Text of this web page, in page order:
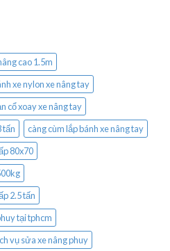
cao 1.5m
xe nylon xe nâng tay
cổ xoay xe nâng tay
tấn
càng cùm lắp bánh xe nâng tay
80x70
2.5 tấn
tại tphcm
vụ sửa xe nâng phuy